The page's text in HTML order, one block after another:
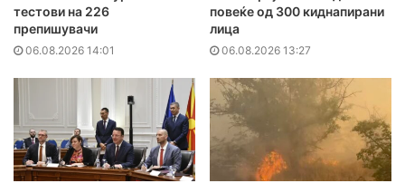
тестови на 226
препишувачи
06.08.2026 14:01
повеќе од 300 киднапирани
лица
06.08.2026 13:27